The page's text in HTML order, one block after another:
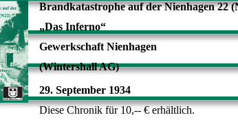
Brandkatastrophe auf der Nienhagen 22
„Das Inferno“
Gewerkschaft Nienhagen
(Wintershall AG)
29. September 1934
Diese Chronik für 10,-- € erhältlich.